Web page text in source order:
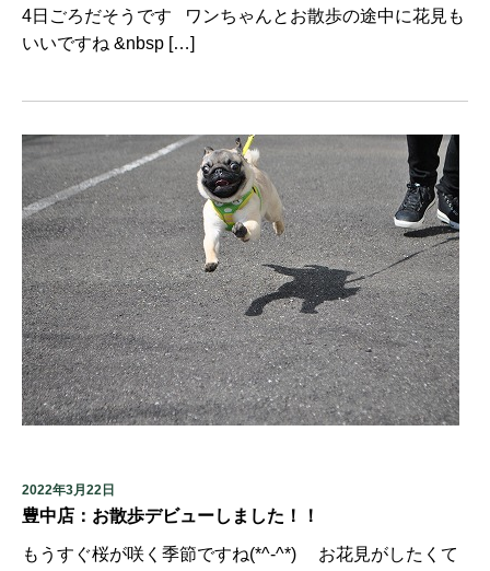
4日ごろだそうです ワンちゃんとお散歩の途中に花見も
いいですね &nbsp […]
2022年3月22日
豊中店：お散歩デビューしました！！
もうすぐ桜が咲く季節ですね(*^-^*) お花見がしたくて